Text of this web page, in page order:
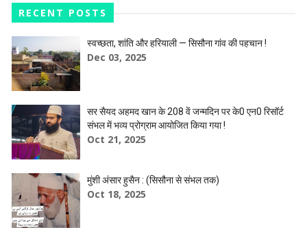
RECENT POSTS
स्वच्छता, शांति और हरियाली — सिसौना गांव की पहचान !
Dec 03, 2025
सर सैयद अहमद खान के 208 वें जन्मदिन पर के0 एन0 रिसॉर्ट
संभल में भव्य प्रोग्राम आयोजित किया गया !
Oct 21, 2025
मुंशी अंसार हुसैन : (सिसौना से संभल तक)
Oct 18, 2025